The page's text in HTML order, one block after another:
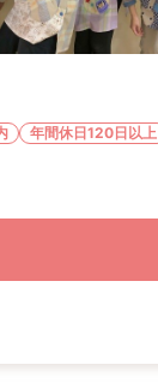
年間休日120日以上